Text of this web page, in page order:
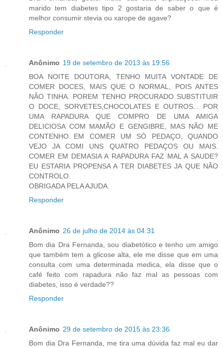
marido tem diabetes tipo 2 gostaria de saber o que é
melhor consumir stevia ou xarope de agave?
Responder
Anônimo 19 de setembro de 2013 às 19:56
BOA NOITE DOUTORA, TENHO MUITA VONTADE DE
COMER DOCES, MAIS QUE O NORMAL, POIS ANTES
NÃO TINHA. POREM TENHO PROCURADO SUBSTITUIR
O DOCE, SORVETES,CHOCOLATES E OUTROS... POR
UMA RAPADURA QUE COMPRO DE UMA AMIGA
DELICIOSA COM MAMÃO E GENGIBRE, MAS NÃO ME
CONTENHO EM COMER UM SÓ PEDAÇO, QUANDO
VEJO JA COMI UNS QUATRO PEDAÇOS OU MAIS.
COMER EM DEMASIA A RAPADURA FAZ MAL A SAUDE?
EU ESTARIA PROPENSA A TER DIABETES JA QUE NÃO
CONTROLO.
OBRIGADA PELA AJUDA.
Responder
Anônimo 26 de julho de 2014 às 04:31
Bom dia Dra Fernanda, sou diabetótico e tenho um amigo
que também tem a glicose alta, ele me disse que em uma
consulta com uma determinada medica, ela disse que o
café feito com rapadura não faz mal as pessoas com
diabetes, isso é verdade??
Responder
Anônimo 29 de setembro de 2015 às 23:36
Bom dia Dra Fernanda, me tira uma dúvida faz mal eu dar